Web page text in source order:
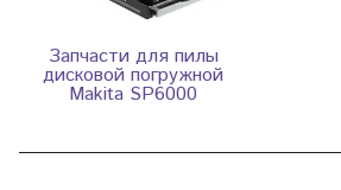
Запчасти для пилы
дисковой погружной
Makita SP6000